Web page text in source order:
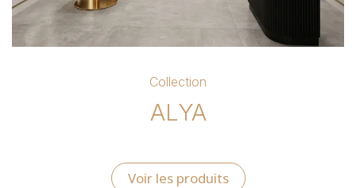
Collection
ALYA
Voir les produits